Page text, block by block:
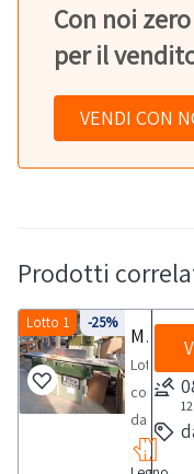
Con noi
per il
VENDI CON
Prodotti
-25%
Lotto 1
Macchinari per falegnameria
Lotto
da
macchinari